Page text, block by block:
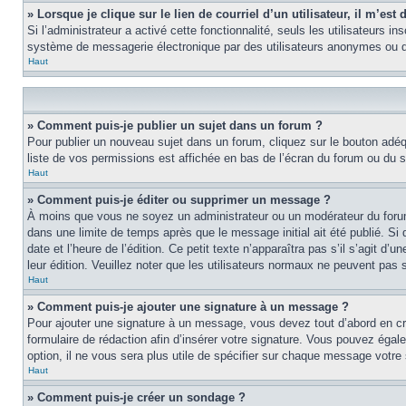
» Lorsque je clique sur le lien de courriel d’un utilisateur, il m’est
Si l’administrateur a activé cette fonctionnalité, seuls les utilisateurs
système de messagerie électronique par des utilisateurs anonymes ou
Haut
» Comment puis-je publier un sujet dans un forum ?
Pour publier un nouveau sujet dans un forum, cliquez sur le bouton
liste de vos permissions est affichée en bas de l’écran du forum ou
Haut
» Comment puis-je éditer ou supprimer un message ?
À moins que vous ne soyez un administrateur ou un modérateur du
dans une limite de temps après que le message initial ait été publié. Si
date et l’heure de l’édition. Ce petit texte n’apparaîtra pas s’il s’agit
leur édition. Veuillez noter que les utilisateurs normaux ne peuvent
Haut
» Comment puis-je ajouter une signature à un message ?
Pour ajouter une signature à un message, vous devez tout d’abord en
formulaire de rédaction afin d’insérer votre signature. Vous pouvez
option, il ne vous sera plus utile de spécifier sur chaque message votre
Haut
» Comment puis-je créer un sondage ?